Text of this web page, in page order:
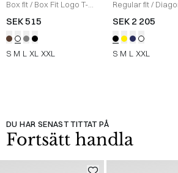
Box fit/ Box Fit Logo T-
shirt /WHITE
SEK 515
S M L XL XXL
Regular fit/
Raised Fleece
SEK 2 205
S M L XXL
DU HAR SENAST TITTAT PÅ
Fortsätt handla